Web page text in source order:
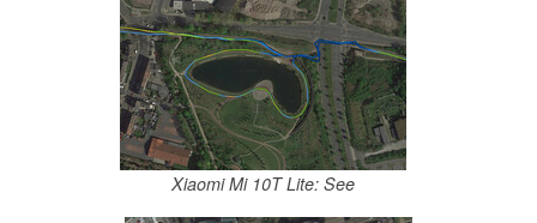
Xiaomi Mi 10T Lite: See